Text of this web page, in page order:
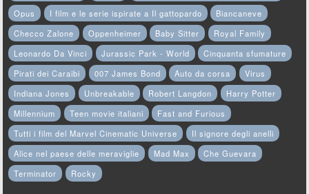
Opus
I film e le serie ispirate a Il gattopardo
Biancaneve
Checco Zalone
Oppenheimer Baby Sitter
Royal Family
Leonardo Da Vinci
Jurassic Park - World
Cinquanta sfumature
Pirati dei Caraibi
007 James Bond Auto da corsa
Virus
Indiana Jones
Unbreakable Robert Langdon
Harry Potter
Millennium
Teen movie italiani
Fast and Furious
Tutti i film del Marvel Cinematic Universe
Il signore degli anelli
Alice nel paese delle meraviglie
Mad Max
Che Guevara
Terminator
Rocky